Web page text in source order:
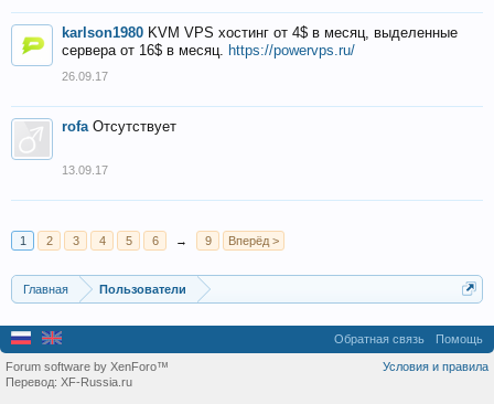
karlson1980 KVM VPS хостинг от 4$ в месяц, выделенные
сервера от 16$ в месяц. https://powervps.ru/
26.09.17
rofa Отсутствует
13.09.17
1 2 3 4 5 6 → 9 Вперёд >
Главная Пользователи
Обратная связь Помощь
Условия и правила
Forum software by XenForo™
Перевод: XF-Russia.ru